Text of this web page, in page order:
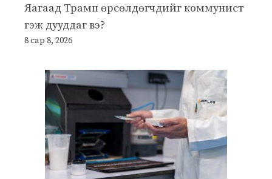
Яагаад Трамп өрсөлдөгчдийг коммунист
гэж дууддаг вэ?
8 сар 8, 2026